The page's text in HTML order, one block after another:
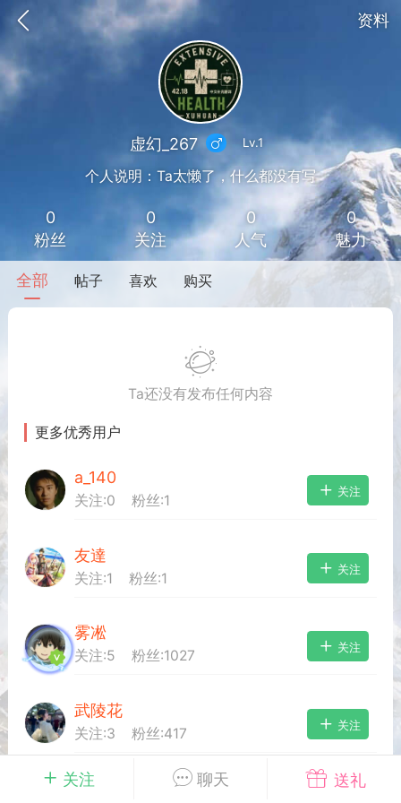
资料
我的钱包 道具
攻略教程
02-10 15:45
电脑端
卖挂
禁止发布联机可用的作弊模组，
作弊模组的发布规范近期收到一些信息
作弊模组在联机服务器使用,为了维护游
模组的发布行为：1. *...
71
大人
Lv.8
关注 聊天 送礼
虚幻_267 Lv.1
个人说明：Ta太懒了，什么都没有写
0
粉丝
0
关注
0
人气
0
魅力
全部 帖子 喜欢 购买
Ta还没有发布任何内容
更多优秀用户
a_140
关注:0 粉丝:1
关注
友達
关注:1 粉丝:1
关注
雾凇
关注:5 粉丝:1027
关注
武陵花
关注:3 粉丝:417
关注
整洁的魔理沙